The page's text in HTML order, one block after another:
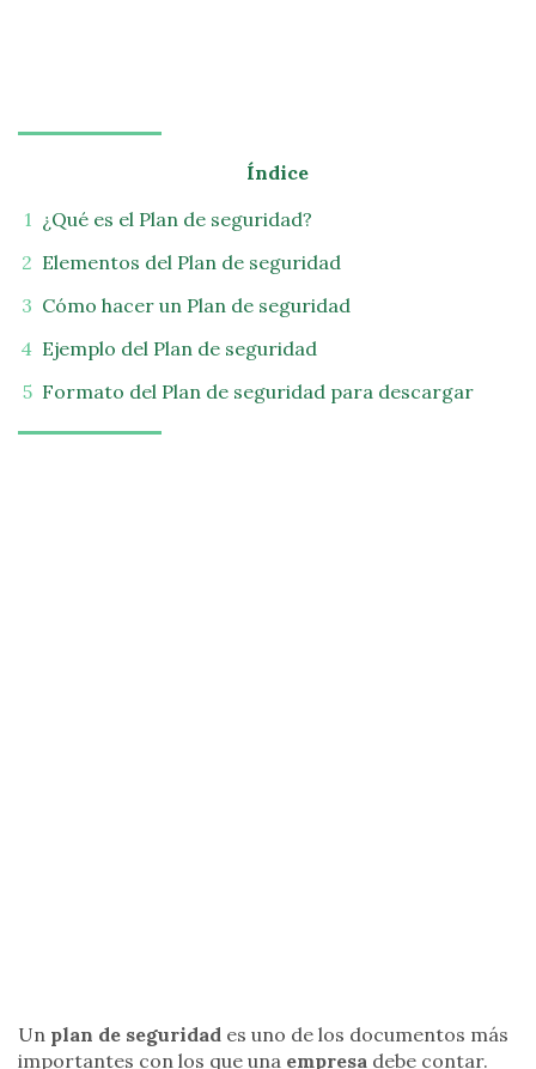
Índice
¿Qué es el Plan de seguridad?
Elementos del Plan de seguridad
Cómo hacer un Plan de seguridad
Ejemplo del Plan de seguridad
Formato del Plan de seguridad para descargar
Un plan de seguridad es uno de los documentos más
importantes con los que una empresa debe contar.